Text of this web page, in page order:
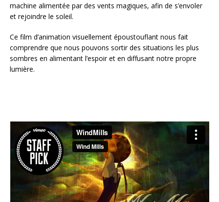
machine alimentée par des vents magiques, afin de s’envoler
et rejoindre le soleil.
Ce film d’animation visuellement époustouflant nous fait
comprendre que nous pouvons sortir des situations les plus
sombres en alimentant l’espoir et en diffusant notre propre
lumière.